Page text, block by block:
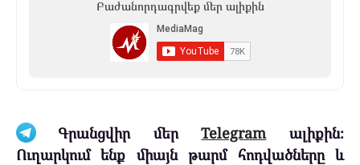
Բաժանորդագրվեք մեր ալիքին
Գրանցվիր մերTelegramալիքին։
Ուղարկում ենք միայն թարմ հոդվածները և